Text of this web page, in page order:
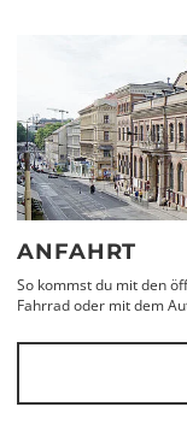
ANFAHRT
So kommst du mit den
Fahrrad oder mit dem